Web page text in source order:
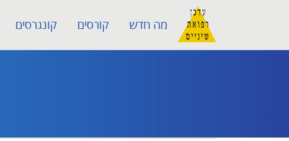
מה חדש קורסים קונגרסים